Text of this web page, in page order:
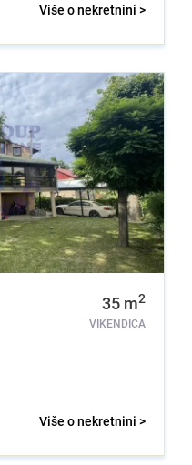
Više o nekretnini >
35 m2
VIKENDICA
Više o nekretnini >